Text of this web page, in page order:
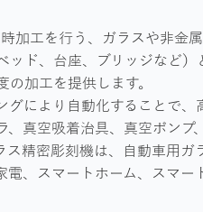
加工を行う、ガラスや非金
ッド、台座、ブリッジなど
の加工を提供します。
グにより自動化することで、
、真空吸着治具、真空ポンプ
精密彫刻機は、自動車用ガ
電、スマートホーム、スマ